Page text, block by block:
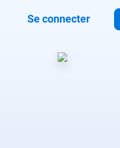
Se connecter